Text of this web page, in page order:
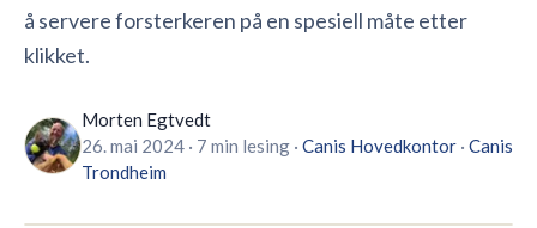
å servere forsterkeren på en spesiell måte etter
klikket.
Morten Egtvedt
26. mai 2024 · 7 min lesing · Canis Hovedkontor · Canis
Trondheim